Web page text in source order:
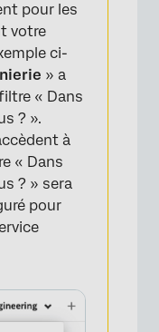
×
pour les
votre
ci-
» a
« Dans
? ».
à
« Dans
? » sera
pour